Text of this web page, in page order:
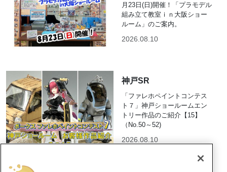
月23日(日)開催！「プラモデル
組み立て教室ｉｎ大阪ショー
ルーム」のご案内。
2026.08.10
神戸SR
「ファレホペイントコンテス
ト７」神戸ショールームエン
トリー作品のご紹介【15】
（No.50～52)
2026.08.10